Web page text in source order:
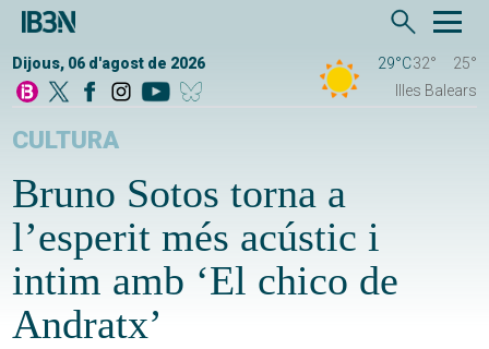
Dijous, 06 d'agost de 2026 29°C32°
25°
Illes Balears
CULTURA
Bruno Sotos torna a
l’esperit més acústic i
intim amb ‘El chico de
Andratx’